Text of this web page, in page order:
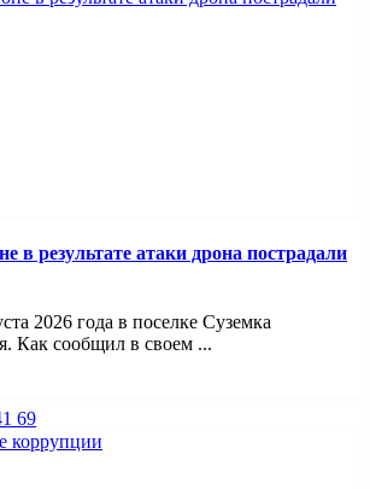
в результате атаки дрона пострадали
2026 года в поселке Суземка
Как сообщил в своем ...
69